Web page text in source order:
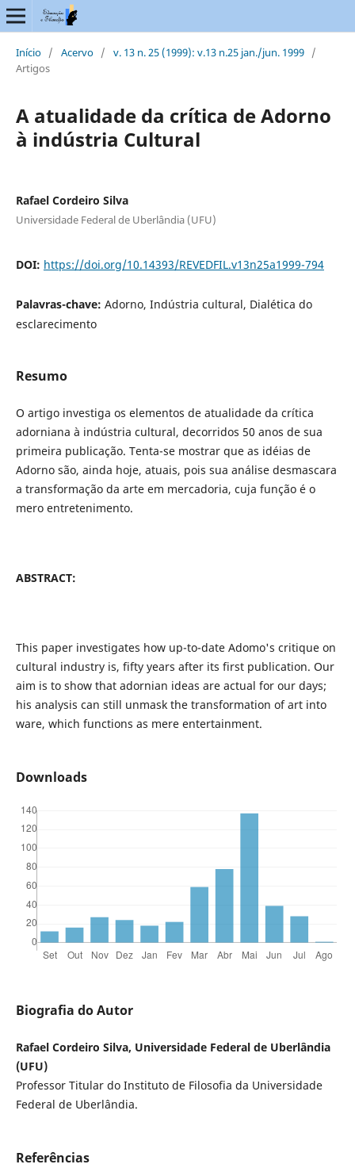
Início / Acervo / v. 13 n. 25 (1999): v.13 n.25 jan./jun. 1999 /
Artigos
A atualidade da crítica de Adorno
à indústria Cultural
Rafael Cordeiro Silva
Universidade Federal de Uberlândia (UFU)
DOI: https://doi.org/10.14393/REVEDFIL.v13n25a1999-794
Palavras-chave: Adorno, Indústria cultural, Dialética do
esclarecimento
Resumo
O artigo investiga os elementos de atualidade da crítica
adorniana à indústria cultural, decorridos 50 anos de sua
primeira publicação. Tenta-se mostrar que as idéias de
Adorno são, ainda hoje, atuais, pois sua análise desmascara
a transformação da arte em mercadoria, cuja função é o
mero entretenimento.
ABSTRACT:
This paper investigates how up-to-date Adomo's critique on
cultural industry is, fifty years after its first publication. Our
aim is to show that adornian ideas are actual for our days;
his analysis can still unmask the transformation of art into
ware, which functions as mere entertainment.
Downloads
Biografia do Autor
Rafael Cordeiro Silva, Universidade Federal de Uberlândia
(UFU)
Professor Titular do Instituto de Filosofia da Universidade
Federal de Uberlândia.
Referências